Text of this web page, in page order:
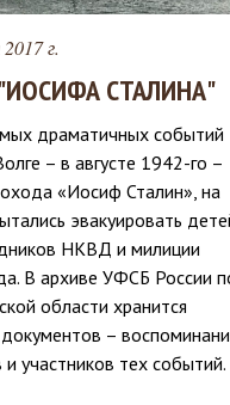
г.
СТАЛИНА"
драматичных событий
– в августе 1942-го –
«Иосиф Сталин», на
эвакуировать
НКВД и милиции
В архиве УФСБ России
области хранится
–
участников тех событий.